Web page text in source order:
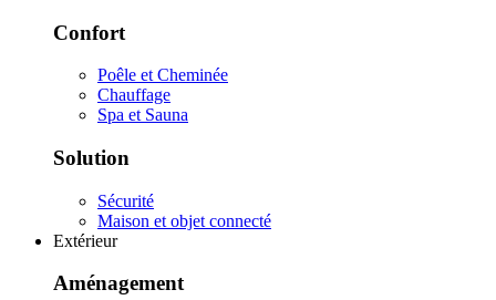
Confort
Poêle et Cheminée
Chauffage
Spa et Sauna
Solution
Sécurité
Maison et objet connecté
Extérieur
Aménagement